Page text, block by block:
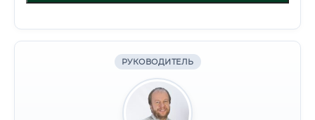
РУКОВОДИТЕЛЬ